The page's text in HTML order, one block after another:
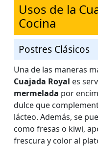
Usos de la
Cocina
Postres Clásicos
Una de las maneras
Cuajada Royal es
mermelada por
dulce que
lácteo. Además, se
como fresas o kiwi,
frescura y color al